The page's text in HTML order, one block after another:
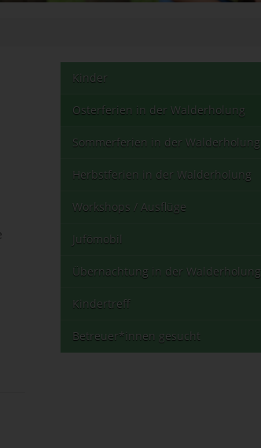
Kinder
Osterferien in der Walderholung
Sommerferien in der Walderholung
Herbstferien in der Walderholung
Workshops / Ausflüge
Jufömobil
Übernachtung in der Walderholung
Kindertreff
Betreuer*innen gesucht